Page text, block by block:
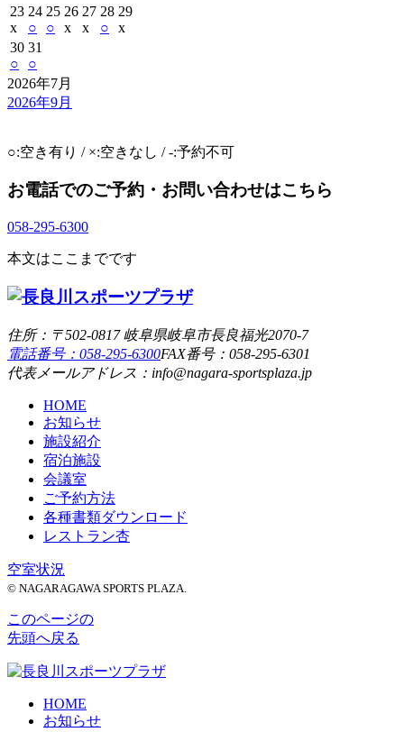
23
x
24
○
25
○
26
x
27
x
28
○
29
x
30
○
31
○
2026年7月
2026年9月
○:空き有り / ×:空きなし / -:予約不可
お電話でのご予約・お問い合わせはこちら
058-295-6300
本文はここまでです
住所：〒502-0817 岐阜県岐阜市長良福光2070-7
電話番号：058-295-6300FAX番号：058-295-6301
代表メールアドレス：info@nagara-sportsplaza.jp
HOME
お知らせ
施設紹介
宿泊施設
会議室
ご予約方法
各種書類ダウンロード
レストラン杏
空室状況
© NAGARAGAWA SPORTS PLAZA.
このページの
先頭へ戻る
HOME
お知らせ